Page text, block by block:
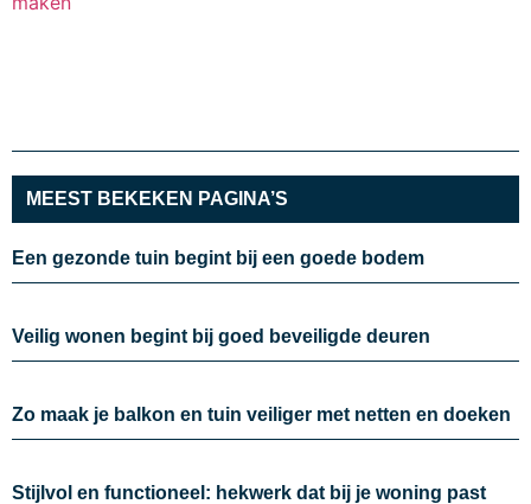
MEEST BEKEKEN PAGINA’S
Een gezonde tuin begint bij een goede bodem
Veilig wonen begint bij goed beveiligde deuren
Zo maak je balkon en tuin veiliger met netten en doeken
Stijlvol en functioneel: hekwerk dat bij je woning past